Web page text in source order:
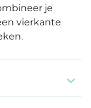
je
vierkante